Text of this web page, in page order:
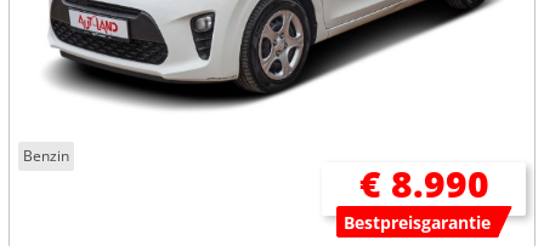
Benzin
€ 8.990
Bestpreisgarantie